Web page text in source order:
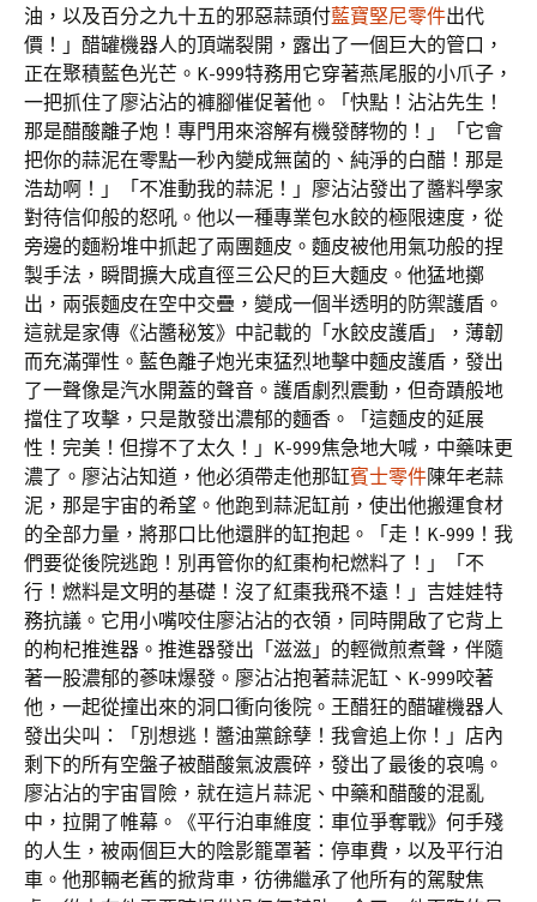
油，以及百分之九十五的邪惡蒜頭付藍寶堅尼零件出代
價！」醋罐機器人的頂端裂開，露出了一個巨大的管口，
正在聚積藍色光芒。K-999特務用它穿著燕尾服的小爪子，
一把抓住了廖沾沾的褲腳催促著他。「快點！沾沾先生！
那是醋酸離子炮！專門用來溶解有機發酵物的！」「它會
把你的蒜泥在零點一秒內變成無菌的、純淨的白醋！那是
浩劫啊！」「不准動我的蒜泥！」廖沾沾發出了醬料學家
對待信仰般的怒吼。他以一種專業包水餃的極限速度，從
旁邊的麵粉堆中抓起了兩團麵皮。麵皮被他用氣功般的捏
製手法，瞬間擴大成直徑三公尺的巨大麵皮。他猛地擲
出，兩張麵皮在空中交疊，變成一個半透明的防禦護盾。
這就是家傳《沾醬秘笈》中記載的「水餃皮護盾」，薄韌
而充滿彈性。藍色離子炮光束猛烈地擊中麵皮護盾，發出
了一聲像是汽水開蓋的聲音。護盾劇烈震動，但奇蹟般地
擋住了攻擊，只是散發出濃郁的麵香。「這麵皮的延展
性！完美！但撐不了太久！」K-999焦急地大喊，中藥味更
濃了。廖沾沾知道，他必須帶走他那缸賓士零件陳年老蒜
泥，那是宇宙的希望。他跑到蒜泥缸前，使出他搬運食材
的全部力量，將那口比他還胖的缸抱起。「走！K-999！我
們要從後院逃跑！別再管你的紅棗枸杞燃料了！」「不
行！燃料是文明的基礎！沒了紅棗我飛不遠！」吉娃娃特
務抗議。它用小嘴咬住廖沾沾的衣領，同時開啟了它背上
的枸杞推進器。推進器發出「滋滋」的輕微煎煮聲，伴隨
著一股濃郁的蔘味爆發。廖沾沾抱著蒜泥缸、K-999咬著
他，一起從撞出來的洞口衝向後院。王醋狂的醋罐機器人
發出尖叫：「別想逃！醬油黨餘孽！我會追上你！」店內
剩下的所有空盤子被醋酸氣波震碎，發出了最後的哀鳴。
廖沾沾的宇宙冒險，就在這片蒜泥、中藥和醋酸的混亂
中，拉開了帷幕。《平行泊車維度：車位爭奪戰》何手殘
的人生，被兩個巨大的陰影籠罩著：停車費，以及平行泊
車。他那輛老舊的掀背車，彷彿繼承了他所有的駕駛焦